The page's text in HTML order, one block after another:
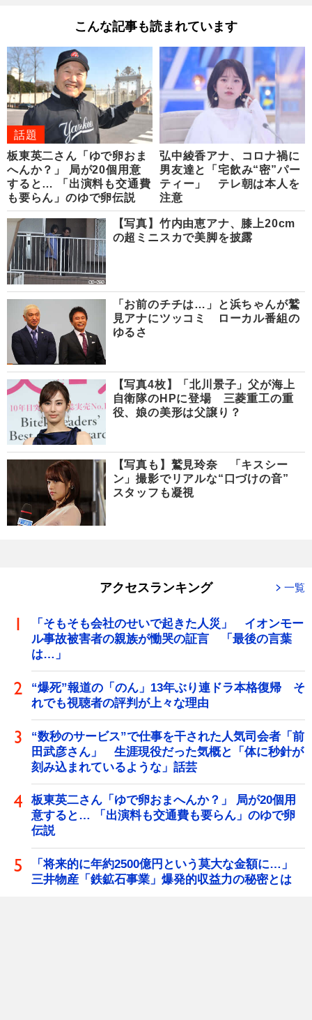
こんな記事も読まれています
話題
板東英二さん「ゆで卵おま
へんか？」 局が20個用意
すると… 「出演料も交通費
も要らん」のゆで卵伝説
弘中綾香アナ、コロナ禍に
男友達と「宅飲み“密”パー
ティー」 テレ朝は本人を
注意
【写真】竹内由恵アナ、膝上20cm
の超ミニスカで美脚を披露
「お前のチチは…」と浜ちゃんが鷲
見アナにツッコミ ローカル番組の
ゆるさ
【写真4枚】「北川景子」父が海上
自衛隊のHPに登場 三菱重工の重
役、娘の美形は父譲り？
【写真も】鷲見玲奈 「キスシー
ン」撮影でリアルな“口づけの音”
スタッフも凝視
アクセスランキング 一覧
「そもそも会社のせいで起きた人災」 イオンモー
ル事故被害者の親族が慟哭の証言 「最後の言葉
は…」
“爆死”報道の「のん」13年ぶり連ドラ本格復帰 そ
れでも視聴者の評判が上々な理由
“数秒のサービス”で仕事を干された人気司会者「前
田武彦さん」 生涯現役だった気概と「体に秒針が
刻み込まれているような」話芸
板東英二さん「ゆで卵おまへんか？」 局が20個用
意すると… 「出演料も交通費も要らん」のゆで卵
伝説
「将来的に年約2500億円という莫大な金額に…」
三井物産「鉄鉱石事業」爆発的収益力の秘密とは